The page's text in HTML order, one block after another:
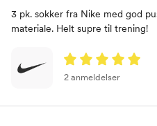
3 pk. sokker fra Nike med god
materiale. Helt supre til trening!
2 anmeldelser